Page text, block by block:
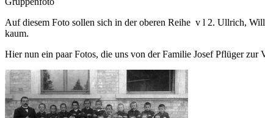
Auf diesem Foto sollen sich in der oberen Reihe v l 2. Ullrich,
kaum.
Hier nun ein paar Fotos, die uns von der Familie Josef Pflüger zur